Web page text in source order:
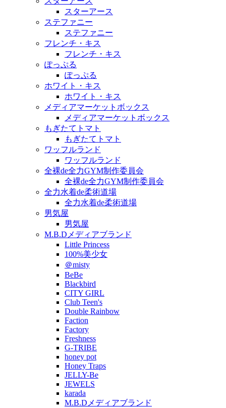
スターアース
ステファニー
ステファニー
フレンチ・キス
フレンチ・キス
ぽっぷる
ぽっぷる
ホワイト・キス
ホワイト・キス
メディアマーケットボックス
メディアマーケットボックス
もぎたてトマト
もぎたてトマト
ワッフルランド
ワッフルランド
全裸de全力GYM制作委員会
全裸de全力GYM制作委員会
全力水着de柔術道場
全力水着de柔術道場
男気屋
男気屋
M.B.Dメディアブランド
Little Princess
100%美少女
＠misty
BeBe
Blackbird
CITY GIRL
Club Teen's
Double Rainbow
Faction
Factory
Freshness
G-TRIBE
honey pot
Honey Traps
JELLY-Be
JEWELS
karada
M.B.Dメディアブランド